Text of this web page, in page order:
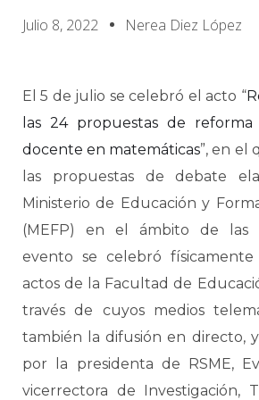
Julio 8, 2022 Nerea Diez López
El 5 de julio se celebró el acto “
las 24 propuestas de
docente en matemáticas”, en el
las propuestas de debate
Ministerio de Educación y
(MEFP) en el ámbito de las
evento se celebró
actos de la Facultad de
través de cuyos medios
también la difusión en directo,
por la presidenta de RSME,
vicerrectora de Investigación,